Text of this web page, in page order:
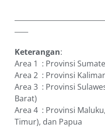
Keterangan:
Area 1 : Provinsi
Area 2 : Provinsi
Area 3 : Provinsi
Barat)
Area 4 : Provinsi
Timur), dan Papua